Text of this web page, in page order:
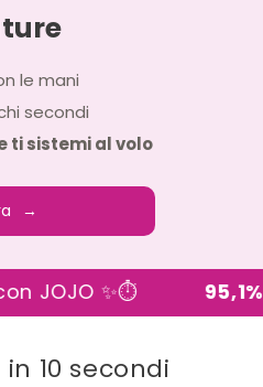
le mani
secondi
ti sistemi al volo
→
✨⏱️ 95,1%
10 secondi